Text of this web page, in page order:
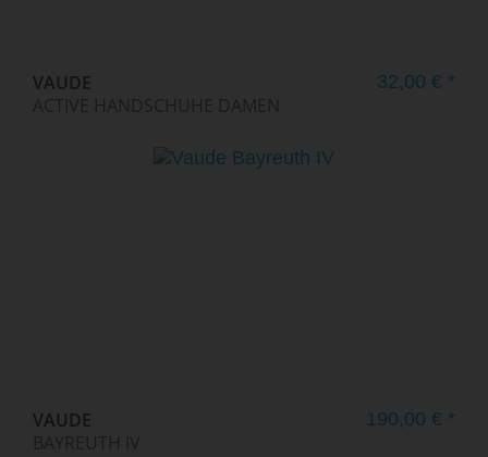
VAUDE
ACTIVE HANDSCHUHE DAMEN
32,00 € *
VAUDE
BAYREUTH IV
190,00 € *